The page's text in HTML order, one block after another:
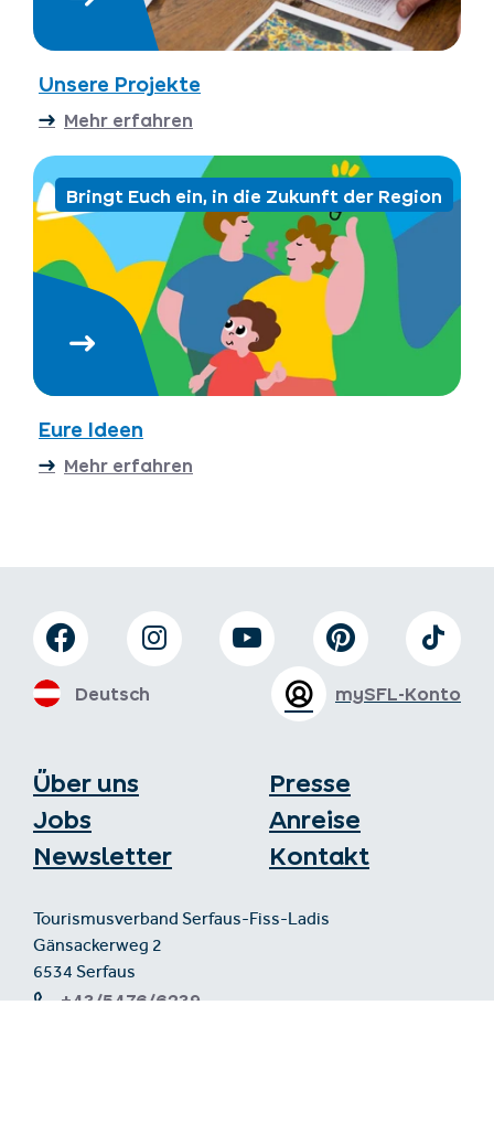
Unsere Projekte
Mehr erfahren
Bringt Euch ein, in die Zukunft der Region
Eure Ideen
Mehr erfahren
Über uns
Jobs
Newsletter
Presse
Anreise
Kontakt
Tourismusverband Serfaus-Fiss-Ladis
Gänsackerweg 2
6534 Serfaus
+43/5476/6239
mySFL-Konto
Deutsch